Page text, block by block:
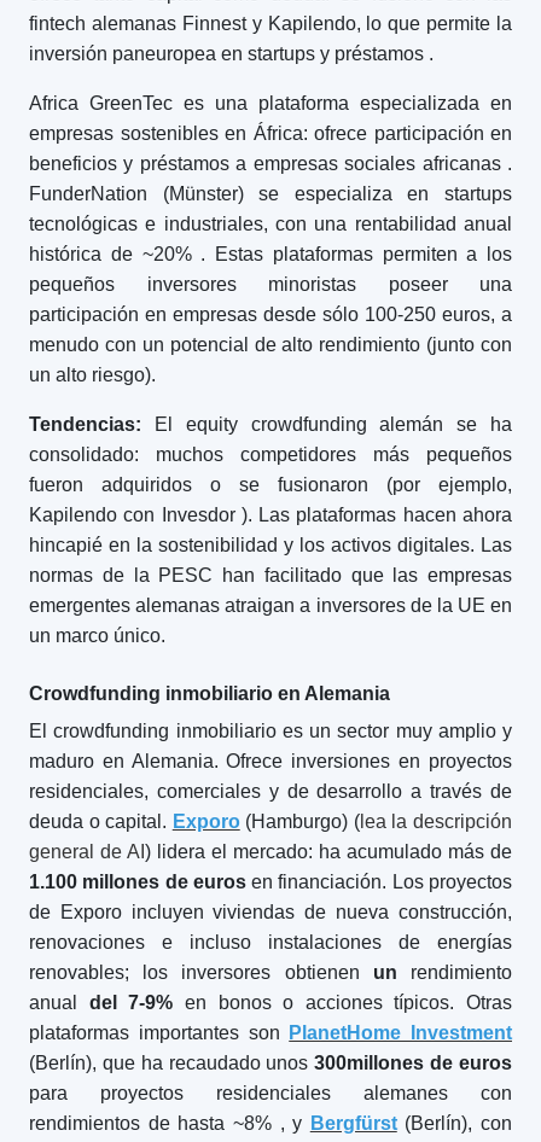
fintech alemanas Finnest y Kapilendo, lo que permite la
inversión paneuropea en startups y préstamos .
Africa GreenTec es una plataforma especializada en
empresas sostenibles en África: ofrece participación en
beneficios y préstamos a empresas sociales africanas .
FunderNation (Münster) se especializa en startups
tecnológicas e industriales, con una rentabilidad anual
histórica de ~20% . Estas plataformas permiten a los
pequeños inversores minoristas poseer una
participación en empresas desde sólo 100-250 euros, a
menudo con un potencial de alto rendimiento (junto con
un alto riesgo).
Tendencias: El equity crowdfunding alemán se ha
consolidado: muchos competidores más pequeños
fueron adquiridos o se fusionaron (por ejemplo,
Kapilendo con Invesdor ). Las plataformas hacen ahora
hincapié en la sostenibilidad y los activos digitales. Las
normas de la PESC han facilitado que las empresas
emergentes alemanas atraigan a inversores de la UE en
un marco único.
Crowdfunding inmobiliario en Alemania
El crowdfunding inmobiliario es un sector muy amplio y
maduro en Alemania. Ofrece inversiones en proyectos
residenciales, comerciales y de desarrollo a través de
deuda o capital. Exporo(Hamburgo) (lea la descripción
general de AI ) lidera el mercado: ha acumulado más de
1.100 millones de eurosen financiación. Los proyectos
de Exporo incluyen viviendas de nueva construcción,
renovaciones e incluso instalaciones de energías
renovables; los inversores obtienen un rendimiento
anual del 7-9% en bonos o acciones típicos. Otras
plataformas importantes son
PlanetHome Investment
(Berlín), que ha recaudado unos300millones de euros
para proyectos residenciales alemanes con
rendimientos de hasta ~8% , y Bergfürst(Berlín), con